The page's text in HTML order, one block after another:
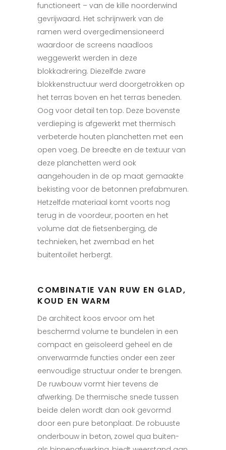
functioneert – van de kille noorderwind
gevrijwaard. Het schrijnwerk van de
ramen werd overgedimensioneerd
waardoor de screens naadloos
weggewerkt werden in deze
blokkadrering. Diezelfde zware
blokkenstructuur werd doorgetrokken op
het terras boven en het terras beneden.
Oog voor detail ten top. Deze bovenste
verdieping is afgewerkt met thermisch
verbeterde houten planchetten met een
open voeg. De breedte en de textuur van
deze planchetten werd ook
aangehouden in de op maat gemaakte
bekisting voor de betonnen prefabmuren.
Hetzelfde materiaal komt voorts nog
terug in de voordeur, poorten en het
volume dat de fietsenberging, de
technieken, het zwembad en het
buitentoilet herbergt.
COMBINATIE VAN RUW EN GLAD,
KOUD EN WARM
De architect koos ervoor om het
beschermd volume te bundelen in een
compact en geïsoleerd geheel en de
onverwarmde functies onder een zeer
eenvoudige structuur onder te brengen.
De ruwbouw vormt hier tevens de
afwerking. De thermische snede tussen
beide delen wordt dan ook gevormd
door een pure betonplaat. De robuuste
onderbouw in beton, zowel qua buiten-